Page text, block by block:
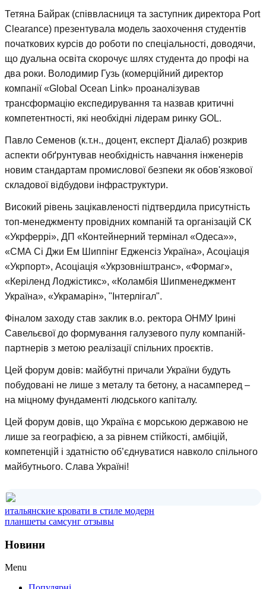
Тетяна Байрак (співвласниця та заступник директора Port
Clearance) презентувала модель заохочення студентів
початкових курсів до роботи по спеціальності, доводячи,
що дуальна освіта скорочує шлях студента до профі на
два роки. Володимир Гузь (комерційний директор
компанії «Global Ocean Link» проаналізував
трансформацію експедирування та назвав критичні
компетентності, які необхідні лідерам ринку GOL.
Павло Семенов (к.т.н., доцент, експерт Діалаб) розкрив
аспекти обґрунтував необхідність навчання інженерів
новим стандартам промислової безпеки як обов'язкової
складової відбудови інфраструктури.
Високий рівень зацікавленості підтвердила присутність
топ-менеджменту провідних компаній та організацій СК
«Укрферрі», ДП «Контейнерний термінал «Одеса»»,
«СМА Сі Джи Ем Шиппінг Едженсіз Україна», Асоціація
«Укрпорт», Асоціація «Укрзовніштранс», «Формаг»,
«Керіленд Лоджістикс», «Коламбія Шипменеджмент
Україна», «Украмарін», "Інтерлігал".
Фіналом заходу став заклик в.о. ректора ОНМУ Ірині
Савельєвої до формування галузевого пулу компаній-
партнерів з метою реалізації спільних проєктів.
Цей форум довів: майбутні причали України будуть
побудовані не лише з металу та бетону, а насамперед –
на міцному фундаменті людського капіталу.
Цей форум довів, що Україна є морською державою не
лише за географією, а за рівнем стійкості, амбіцій,
компетенцій і здатністю об’єднуватися навколо спільного
майбутнього. Слава Україні!
итальянские кровати в стиле модерн
планшеты самсунг отзывы
Новини
Menu